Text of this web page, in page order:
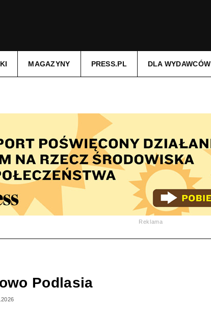
MAGAZYNY PRESS.PL DLA WYDAWCÓW
Reklama
Podlasia